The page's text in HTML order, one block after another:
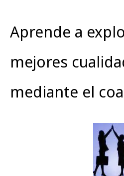
Aprende a
mejores
mediante el